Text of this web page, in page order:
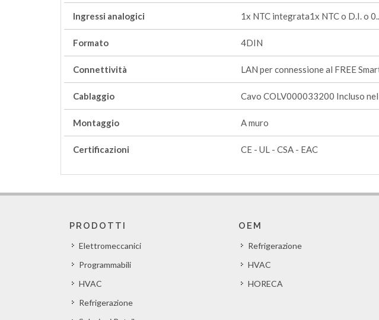
Ingressi analogici 1x NTC integrata1x NTC o D.I. o
Formato 4DIN
Connettività LAN per connessione al FREE
Cablaggio Cavo COLV000033200 Incluso
Montaggio A muro
Certificazioni CE - UL - CSA - EAC
PRODOTTI
Elettromeccanici
Programmabili
HVAC
Refrigerazione
OEM
Refrigerazione
HVAC
HORECA